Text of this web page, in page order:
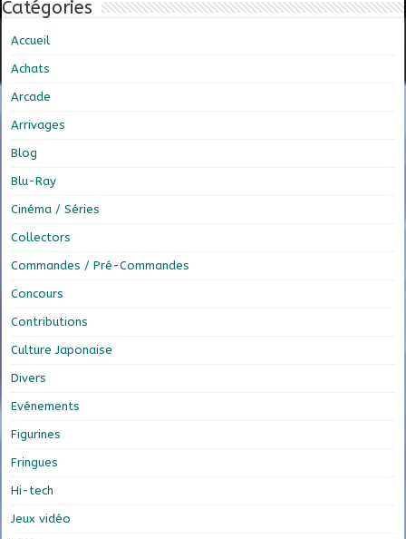
Catégories
Accueil
Achats
Arcade
Arrivages
Blog
Blu-Ray
Cinéma / Séries
Collectors
Commandes / Pré-Commandes
Concours
Contributions
Culture Japonaise
Divers
Evénements
Figurines
Fringues
Hi-tech
Jeux vidéo